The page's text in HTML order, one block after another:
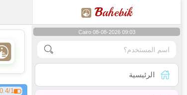
Bahebik
Cairo 08-08-2026 09:03
الرئيسية
0.4/1